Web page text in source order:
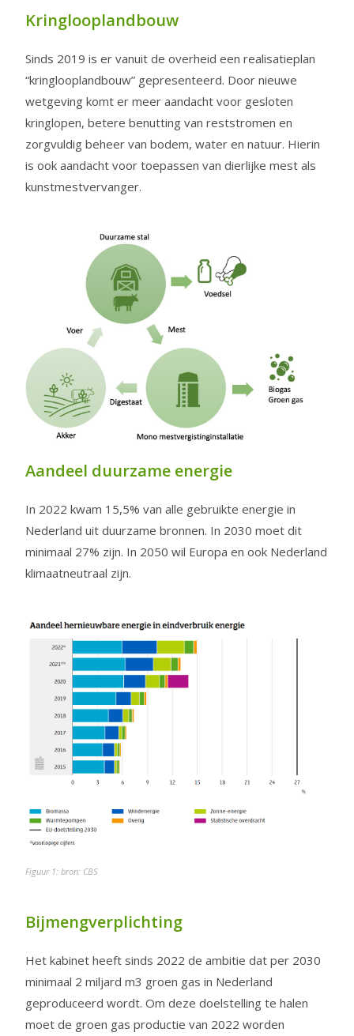
Kringlooplandbouw
Sinds 2019 is er vanuit de overheid een realisatieplan
“kringlooplandbouw” gepresenteerd. Door nieuwe
wetgeving komt er meer aandacht voor gesloten
kringlopen, betere benutting van reststromen en
zorgvuldig beheer van bodem, water en natuur. Hierin
is ook aandacht voor toepassen van dierlijke mest als
kunstmestvervanger.
Aandeel duurzame energie
In 2022 kwam 15,5% van alle gebruikte energie in
Nederland uit duurzame bronnen. In 2030 moet dit
minimaal 27% zijn. In 2050 wil Europa en ook Nederland
klimaatneutraal zijn.
Figuur 1: bron: CBS
Bijmengverplichting
Het kabinet heeft sinds 2022 de ambitie dat per 2030
minimaal 2 miljard m3 groen gas in Nederland
geproduceerd wordt. Om deze doelstelling te halen
moet de groen gas productie van 2022 worden